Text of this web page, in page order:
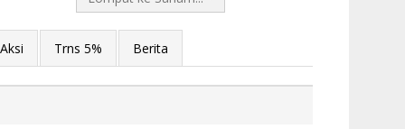
Aksi Trns 5% Berita